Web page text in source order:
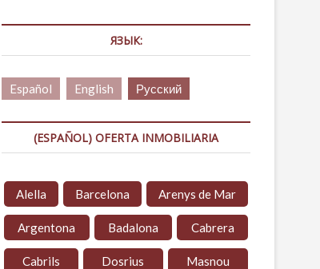
ЯЗЫК:
Español English Русский
(ESPAÑOL) OFERTA INMOBILIARIA
Alella Barcelona Arenys de Mar
Argentona Badalona Cabrera
Cabrils Dosrius Masnou